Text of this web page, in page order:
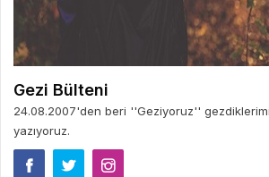
Gezi Bülteni
24.08.2007'den beri ''Geziyoruz''
yazıyoruz.